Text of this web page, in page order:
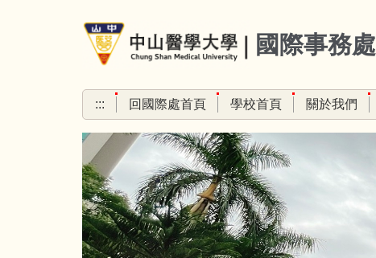
國際事務處
::: 回國際處首頁 學校首頁 關於我們